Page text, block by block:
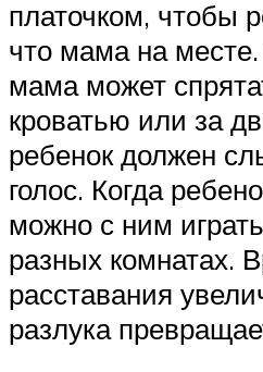
платочком, чтобы
что мама на
мама может
кроватью или за
ребенок должен
голос. Когда
можно с ним
разных комнатах.
расставания
разлука